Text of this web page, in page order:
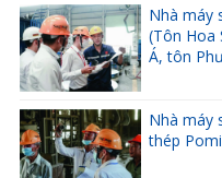
Nhà máy
(Tôn Hoa
Á, tôn
Nhà máy
thép